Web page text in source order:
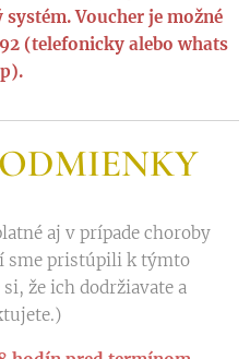
Voucher je možné
(telefonicky alebo whats
aj v prípade choroby
sme pristúpili k týmto
že ich dodržiavate a